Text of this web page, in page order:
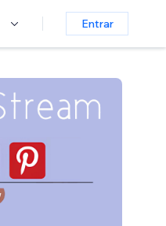
Entrar